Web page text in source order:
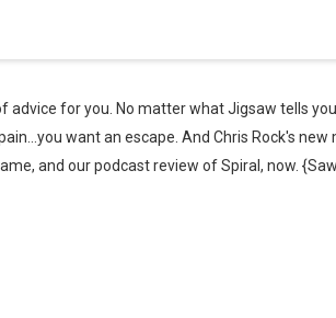
advice for you. No matter what Jigsaw tells
want an escape. And Chris Rock's
and our podcast review of Spiral, now.